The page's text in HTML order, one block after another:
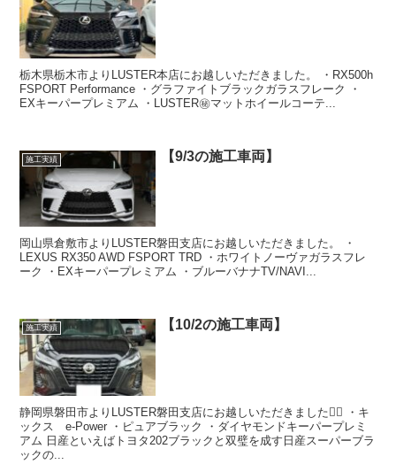
栃木県栃木市よりLUSTER本店にお越しいただきました。 ・RX500h
FSPORT Performance ・グラファイトブラックガラスフレーク ・
EXキーパープレミアム ・LUSTER㊙️マットホイールコーテ...
施工実績 【9/3の施工車両】
岡山県倉敷市よりLUSTER磐田支店にお越しいただきました。 ・
LEXUS RX350 AWD FSPORT TRD ・ホワイトノーヴァガラスフレ
ーク ・EXキーパープレミアム ・ブルーバナナTV/NAVI...
施工実績 【10/2の施工車両】
静岡県磐田市よりLUSTER磐田支店にお越しいただきました🙇‍♂️ ・キ
ックス e-Power ・ピュアブラック ・ダイヤモンドキーパープレミ
アム 日産といえばトヨタ202ブラックと双璧を成す日産スーパーブラ
ックの...